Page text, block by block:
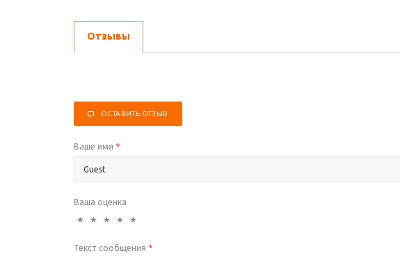
Отзывы
ОСТАВИТЬ ОТЗЫВ
Ваше имя *
Ваша оценка
★
★
★
★
★
Текст сообщения *